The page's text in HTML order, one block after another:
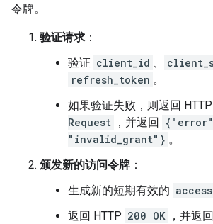
令牌。
验证请求 ：
验证 client_id 、
refresh_token 。
如果验证失败，则返回 HTTP
Request ，并返回
"invalid_grant"} 。
颁发新的访问令牌 ：
生成新的短期有效的
返回 HTTP 200 OK ，并返